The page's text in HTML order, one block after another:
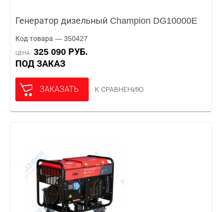
Генератор дизельный Champion DG10000E
Код товара — 350427
ЦЕНА
325 090 РУБ.
ПОД ЗАКАЗ
ЗАКАЗАТЬ К СРАВНЕНИЮ